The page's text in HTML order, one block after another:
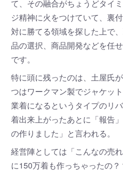
て、その融合がちょうどタイ
ジ精神に火をつけていて、裏
対に勝てる領域を探した上で
品の選択、商品開発などを任
です。
特に頭に残ったのは、土屋氏
つはワークマン製でジャケッ
業着になるというタイプのリ
着出来上がったあとに「報告
の作りました」と言われる。
経営陣としては「こんなの売
に150万着も作っちゃったの